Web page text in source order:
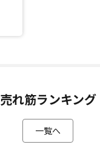
売れ筋ランキング
一覧へ